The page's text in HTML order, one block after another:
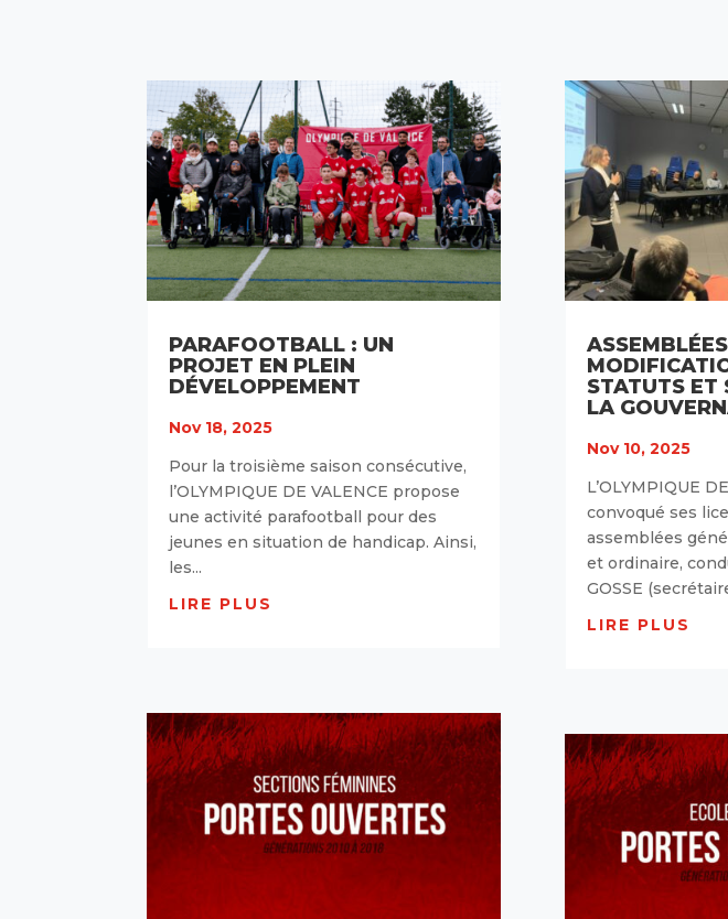
PARAFOOTBALL : UN
PROJET EN PLEIN
DÉVELOPPEMENT
Nov 18, 2025
Pour la troisième saison consécutive,
l’OLYMPIQUE DE VALENCE propose
une activité parafootball pour des
jeunes en situation de handicap. Ainsi,
les...
LIRE PLUS
STATUTS ET
LA
Nov 10, 2025
L’OLYMPIQUE
convoqué ses
assemblées
et ordinaire,
GOSSE
LIRE PLUS